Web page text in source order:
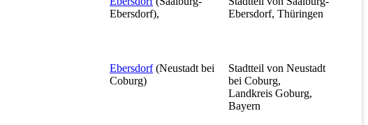
Ebersdorf),
Ebersdorf, Thüringen
Ebersdorf(Neustadt bei
Coburg)
Stadtteil von Neustadt
bei Coburg,
Landkreis Goburg,
Bayern